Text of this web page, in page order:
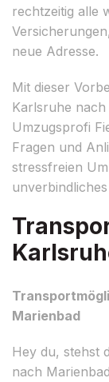
rechtzeitig alle
neue Adresse.
Mit dieser
Karlsruhe
Umzugsprofi
Fragen und
stressfreien
Marienbad
Hey du, stehst
nach